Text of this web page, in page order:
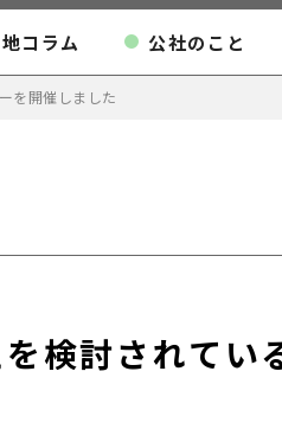
コラム 公社のこと
を開催しました
検討されてい